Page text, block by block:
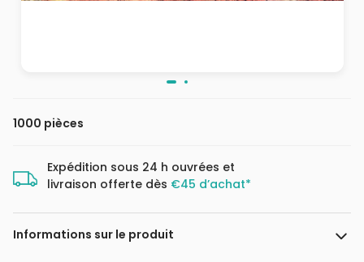
1000 pièces
Expédition sous 24 h ouvrées et
livraison offerte dès €45 d’achat*
Informations sur le produit